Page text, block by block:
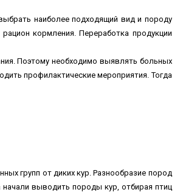
наиболее подходящий вид и породу
кормления. Переработка продукции
Поэтому необходимо выявлять больных
профилактические мероприятия. Тогда
групп от диких кур. Разнообразие пород
начали выводить породы кур, отбирая птиц